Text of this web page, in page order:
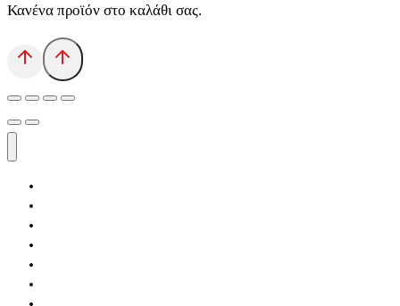
Κανένα προϊόν στο καλάθι σας.